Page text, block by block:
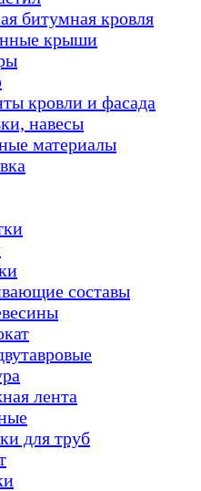
битумная кровля
крыши
кровли и фасада
навесы
материалы
составы
лента
для труб